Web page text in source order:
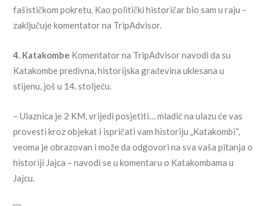
fašističkom pokretu. Kao politički historičar bio sam u raju –
zaključuje komentator na TripAdvisor.
4. Katakombe Komentator na TripAdvisor navodi da su
Katakombe predivna, historijska građevina uklesana u
stijenu, još u 14. stoljeću.
– Ulaznica je 2 KM, vrijedi posjetiti… mladić na ulazu će vas
provesti kroz objekat i ispričati vam historiju „Katakombi“,
veoma je obrazovan i može da odgovori na sva vaša pitanja o
historiji Jajca – navodi se u komentaru o Katakombama u
Jajcu.